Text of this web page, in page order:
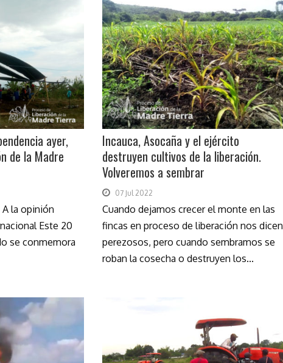
ayer,
de la Madre
la opinión
Este 20
se conmemora
Incauca, Asocaña y el ejército
destruyen cultivos de la liberación.
Volveremos a sembrar
07 Jul 2022
Cuando dejamos crecer el monte en las
fincas en proceso de liberación nos dicen
perezosos, pero cuando sembramos se
roban la cosecha o destruyen los...